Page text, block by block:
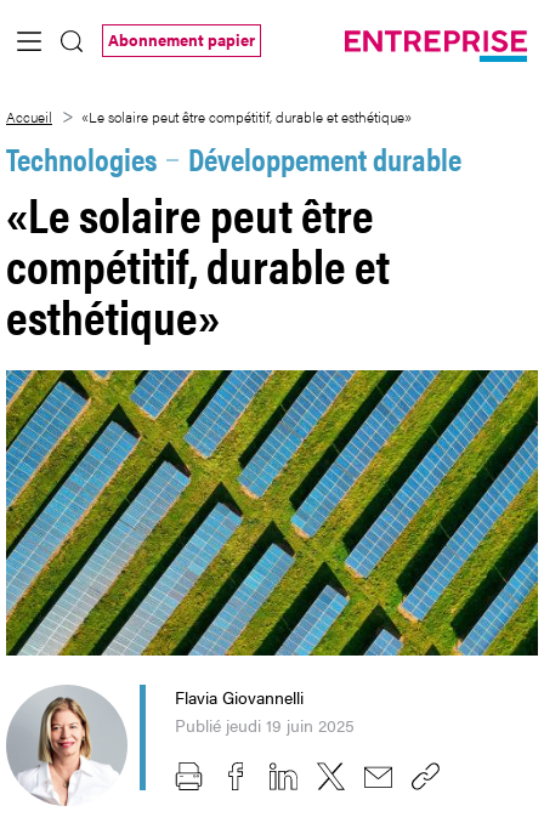
Saut au contenu principal
Abonnement papier
Accueil «Le solaire peut être compétitif, durable et esthétique»
Technologies Développement durable
«Le solaire peut être
compétitif, durable et
esthétique»
Flavia Giovannelli
Publié jeudi 19 juin 2025